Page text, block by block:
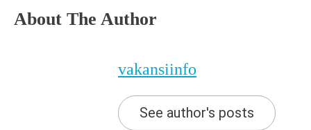
About The Author
vakansiinfo
See author's posts